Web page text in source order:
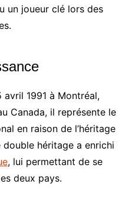
un joueur clé lors des
avril 1991 à Montréal,
Canada, il représente le
en raison de l’héritage
héritage a enrichi
, lui permettant de se
deux pays.